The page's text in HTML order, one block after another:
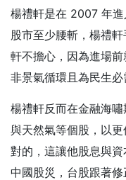
楊禮軒是在 2007 年
股市至少腰斬，楊禮
軒不擔心，因為進場
非景氣循環且為民生必
楊禮軒反而在金融海
與天然氣等個股，以
對的，這讓他股息與
中國股災，台股跟著